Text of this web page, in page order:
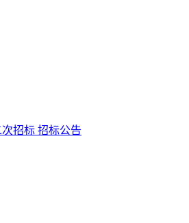
招标 招标公告